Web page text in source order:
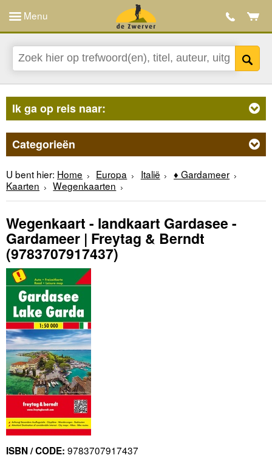
Menu
Ik ga op reis naar:
Categorieën
U bent hier: Home Europa Italië
♦ Gardameer
Kaarten
Wegenkaarten
Wegenkaart - landkaart Gardasee -
Gardameer | Freytag & Berndt
(9783707917437)
ISBN / CODE: 9783707917437